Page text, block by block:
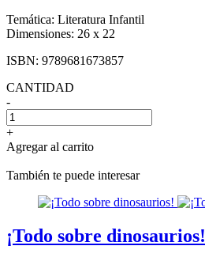
Temática: Literatura Infantil
Dimensiones: 26 x 22
ISBN: 9789681673857
CANTIDAD
-
+
Agregar al carrito
También te puede interesar
¡Todo sobre dinosaurios!